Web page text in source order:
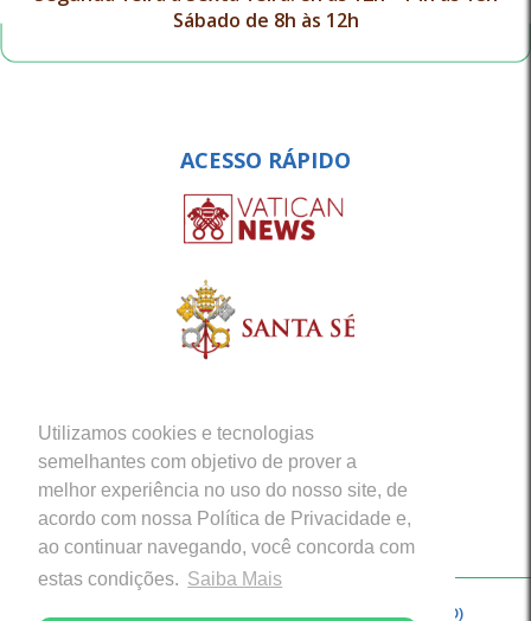
Utilizamos cookies e tecnologias
semelhantes com objetivo de prover a
melhor experiência no uso do nosso site, de
acordo com nossa Política de Privacidade e,
ao continuar navegando, você concorda com
estas condições. Saiba Mais
Sábado de 8h às 12h
ACESSO RÁPIDO
Copyright © 2026 - Arquidiocese de Porto Velho (RO)